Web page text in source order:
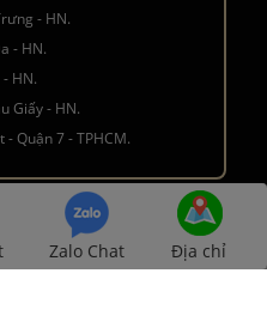
Zalo Chat Địa chỉ
- HN.
- HN.
HN.
Giấy - HN.
Quận 7 - TPHCM.
. All rights reserved